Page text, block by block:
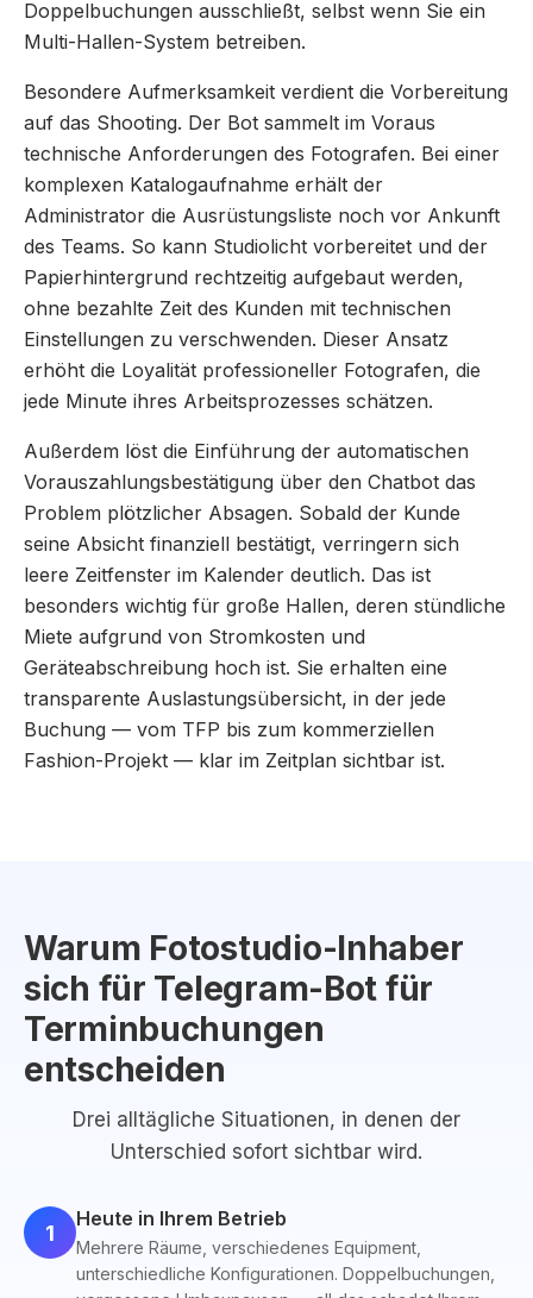
Doppelbuchungen ausschließt, selbst wenn Sie ein
Multi-Hallen-System betreiben.
Besondere Aufmerksamkeit verdient die Vorbereitung
auf das Shooting. Der Bot sammelt im Voraus
technische Anforderungen des Fotografen. Bei einer
komplexen Katalogaufnahme erhält der
Administrator die Ausrüstungsliste noch vor Ankunft
des Teams. So kann Studiolicht vorbereitet und der
Papierhintergrund rechtzeitig aufgebaut werden,
ohne bezahlte Zeit des Kunden mit technischen
Einstellungen zu verschwenden. Dieser Ansatz
erhöht die Loyalität professioneller Fotografen, die
jede Minute ihres Arbeitsprozesses schätzen.
Außerdem löst die Einführung der automatischen
Vorauszahlungsbestätigung über den Chatbot das
Problem plötzlicher Absagen. Sobald der Kunde
seine Absicht finanziell bestätigt, verringern sich
leere Zeitfenster im Kalender deutlich. Das ist
besonders wichtig für große Hallen, deren stündliche
Miete aufgrund von Stromkosten und
Geräteabschreibung hoch ist. Sie erhalten eine
transparente Auslastungsübersicht, in der jede
Buchung — vom TFP bis zum kommerziellen
Fashion-Projekt — klar im Zeitplan sichtbar ist.
Warum Fotostudio-Inhaber
sich für Telegram-Bot für
Terminbuchungen
entscheiden
Drei alltägliche Situationen, in denen der
Unterschied sofort sichtbar wird.
1
Heute in Ihrem Betrieb
Mehrere Räume, verschiedenes Equipment,
unterschiedliche Konfigurationen. Doppelbuchungen,